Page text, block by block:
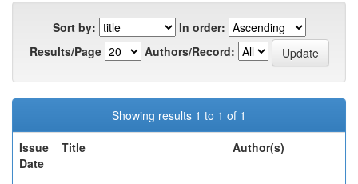
Sort by:
In order:
Results/Page
Authors/Record:
Showing results 1 to 1 of 1
Issue
Date
Title Author(s)